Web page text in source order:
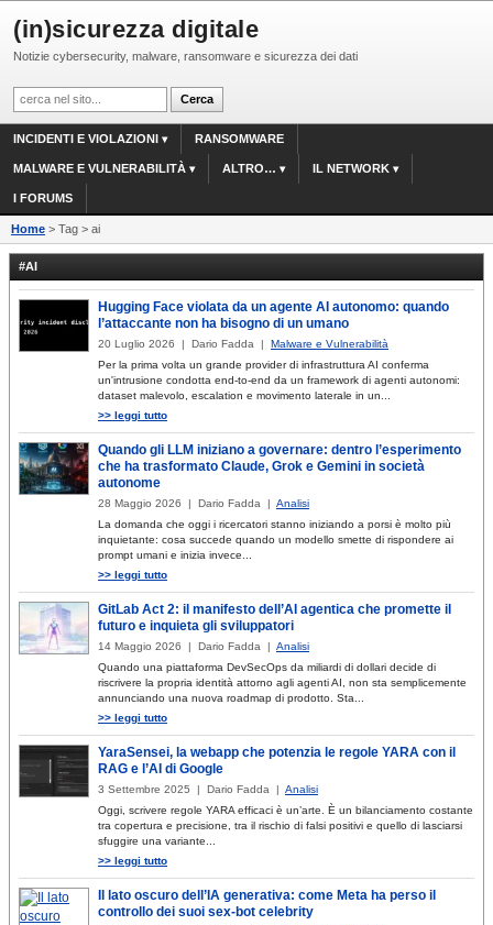
(in)sicurezza digitale
Notizie cybersecurity, malware, ransomware e sicurezza dei dati
INCIDENTI E VIOLAZIONI RANSOMWARE
MALWARE E VULNERABILITÀ ALTRO… IL NETWORK
I FORUMS
Home > Tag > ai
#AI
Hugging Face violata da un agente AI autonomo: quando
l’attaccante non ha bisogno di un umano
20 Luglio 2026 | Dario Fadda | Malware e Vulnerabilità
Per la prima volta un grande provider di infrastruttura AI conferma
un'intrusione condotta end-to-end da un framework di agenti autonomi:
dataset malevolo, escalation e movimento laterale in un...
>> leggi tutto
Quando gli LLM iniziano a governare: dentro l’esperimento
che ha trasformato Claude, Grok e Gemini in società
autonome
28 Maggio 2026 | Dario Fadda | Analisi
La domanda che oggi i ricercatori stanno iniziando a porsi è molto più
inquietante: cosa succede quando un modello smette di rispondere ai
prompt umani e inizia invece...
>> leggi tutto
GitLab Act 2: il manifesto dell’AI agentica che promette il
futuro e inquieta gli sviluppatori
14 Maggio 2026 | Dario Fadda | Analisi
Quando una piattaforma DevSecOps da miliardi di dollari decide di
riscrivere la propria identità attorno agli agenti AI, non sta semplicemente
annunciando una nuova roadmap di prodotto. Sta...
>> leggi tutto
YaraSensei, la webapp che potenzia le regole YARA con il
RAG e l’AI di Google
3 Settembre 2025 | Dario Fadda | Analisi
Oggi, scrivere regole YARA efficaci è un’arte. È un bilanciamento costante
tra copertura e precisione, tra il rischio di falsi positivi e quello di lasciarsi
sfuggire una variante...
>> leggi tutto
Il lato oscuro dell’IA generativa: come Meta ha perso il
controllo dei suoi sex-bot celebrity